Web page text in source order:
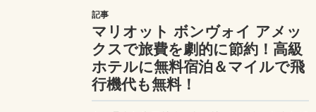
最適です。初年度の年会費無料も魅力。ステータ
スと実用性を兼ね備えたビジネスカードで、あな
たのビジネスをワンランクアップさせませんか？
記事
マリオット ボンヴォイ アメッ
クスで旅費を劇的に節約！高級
ホテルに無料宿泊＆マイルで飛
行機代も無料！